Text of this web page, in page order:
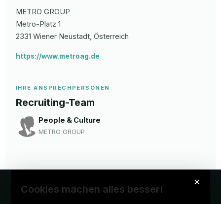
METRO GROUP
Metro-Platz 1
2331 Wiener Neustadt, Österreich
https://www.metroag.de
IHRE ANSPRECHPERSONEN
Recruiting-Team
People & Culture
METRO GROUP
×
Cookies machen alles besser!